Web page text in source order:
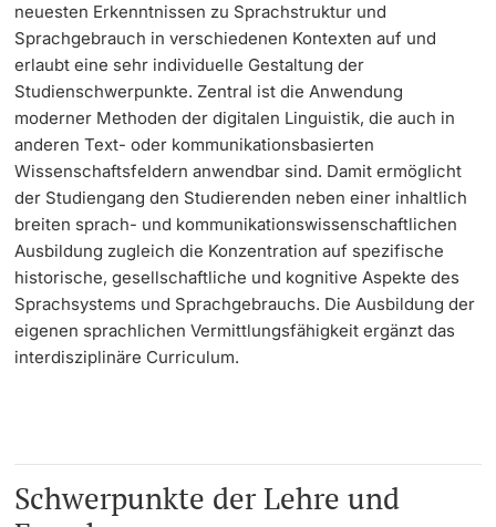
Beratungswegweiser
Langes Studium
Lernen & Lehren
KI in Studium und Lehre
Digitales Lernen
Sprachenzentrum
Universitätsbibliothek Basel
Lernräume
neuesten Erkenntnissen zu Sprachstruktur und
Sprachgebrauch in verschiedenen Kontexten auf und
erlaubt eine sehr individuelle Gestaltung der
Studienschwerpunkte. Zentral ist die Anwendung
moderner Methoden der digitalen Linguistik, die auch in
anderen Text- oder kommunikationsbasierten
Wissenschaftsfeldern anwendbar sind. Damit ermöglicht
der Studiengang den Studierenden neben einer inhaltlich
breiten sprach- und kommunikationswissenschaftlichen
Ausbildung zugleich die Konzentration auf spezifische
historische, gesellschaftliche und kognitive Aspekte des
Sprachsystems und Sprachgebrauchs. Die Ausbildung der
eigenen sprachlichen Vermittlungsfähigkeit ergänzt das
interdisziplinäre Curriculum.
Schwerpunkte der Lehre und